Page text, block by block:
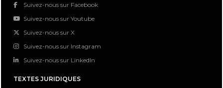
Suivez-nous sur Facebook
Suivez-nous sur Youtube
Suivez-nous sur X
Suivez-nous sur Instagram
Suivez-nous sur LinkedIn
TEXTES JURIDIQUES